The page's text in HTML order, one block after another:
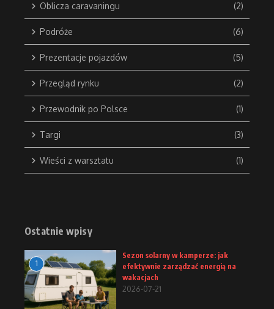
Oblicza caravaningu (2)
Podróże (6)
Prezentacje pojazdów (5)
Przegląd rynku (2)
Przewodnik po Polsce (1)
Targi (3)
Wieści z warsztatu (1)
Ostatnie wpisy
1
Sezon solarny w kamperze: jak
efektywnie zarządzać energią na
wakacjach
2026-07-21